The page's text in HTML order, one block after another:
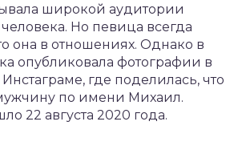
широкой аудитории
Но певица всегда
она в отношениях. Однако в
опубликовала фотографии в
где поделилась, что
по имени Михаил.
22 августа 2020 года.